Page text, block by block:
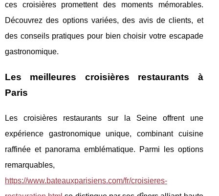
ces croisières promettent des moments mémorables.
Découvrez des options variées, des avis de clients, et
des conseils pratiques pour bien choisir votre escapade
gastronomique.
Les meilleures croisières restaurants à
Paris
Les croisières restaurants sur la Seine offrent une
expérience gastronomique unique, combinant cuisine
raffinée et panorama emblématique. Parmi les options
remarquables,
https://www.bateauxparisiens.com/fr/croisieres-